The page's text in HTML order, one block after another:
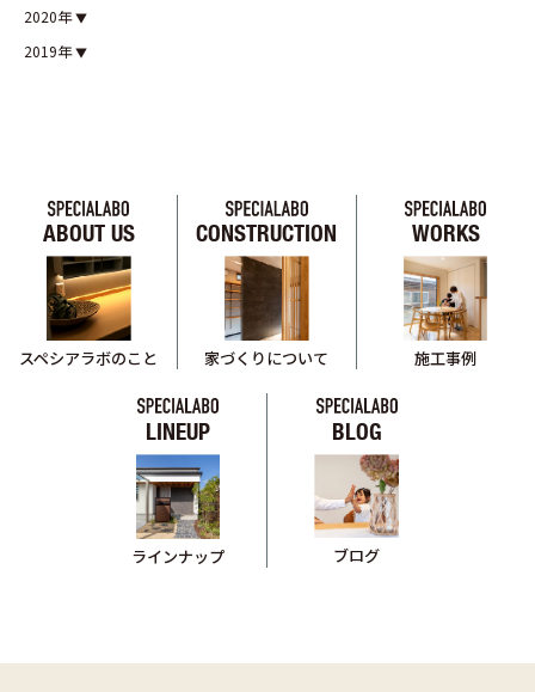
2020年
2019年
ABOUT US
スペシアラボのこと
CONSTRUCTION
家づくりについて
WORKS
施工事例
LINEUP
ラインナップ
BLOG
ブログ